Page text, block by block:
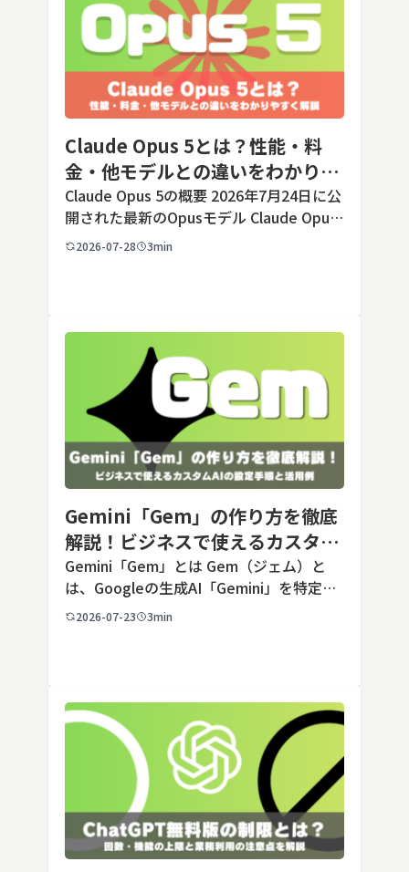
Claude Opus 5とは？性能・料
金・他モデルとの違いをわかりや
すく解説
Claude Opus 5の概要 2026年7月24日に公
開された最新のOpusモデル Claude Opus
5は、米国のAI企業Anthropic（アンソロピ
2026-07-28 3min
Gemini「Gem」の作り方を徹底
解説！ビジネスで使えるカスタム
AIの設定手順と活用例
Gemini「Gem」とは Gem（ジェム）と
は、Googleの生成AI「Gemini」を特定の
用途に合わせてカスタマイズできる機能で
2026-07-23 3min